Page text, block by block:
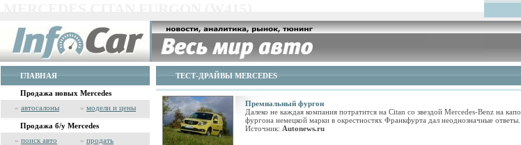
ГЛАВНАЯ
Продажа новых Mercedes
» автосалоны » модели и цены
Продажа б/у Mercedes
» поиск авто » продать
ТЕСТ-ДРАЙВЫ MERCEDES
Премиальный фургон
Далеко не каждая компания потратится на Citan со звездой Mercedes-Benz на
фургона немецкой марки в окрестностях Франкфурта дал неоднозначные ответы.
Источник: Autonews.ru